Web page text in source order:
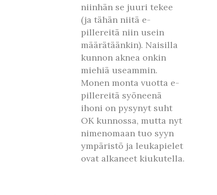
niinhän se juuri tekee
(ja tähän niitä e-
pillereitä niin usein
määrätäänkin). Naisilla
kunnon aknea onkin
miehiä useammin.
Monen monta vuotta e-
pillereitä syöneenä
ihoni on pysynyt suht
OK kunnossa, mutta nyt
nimenomaan tuo syyn
ympäristö ja leukapielet
ovat alkaneet kiukutella.